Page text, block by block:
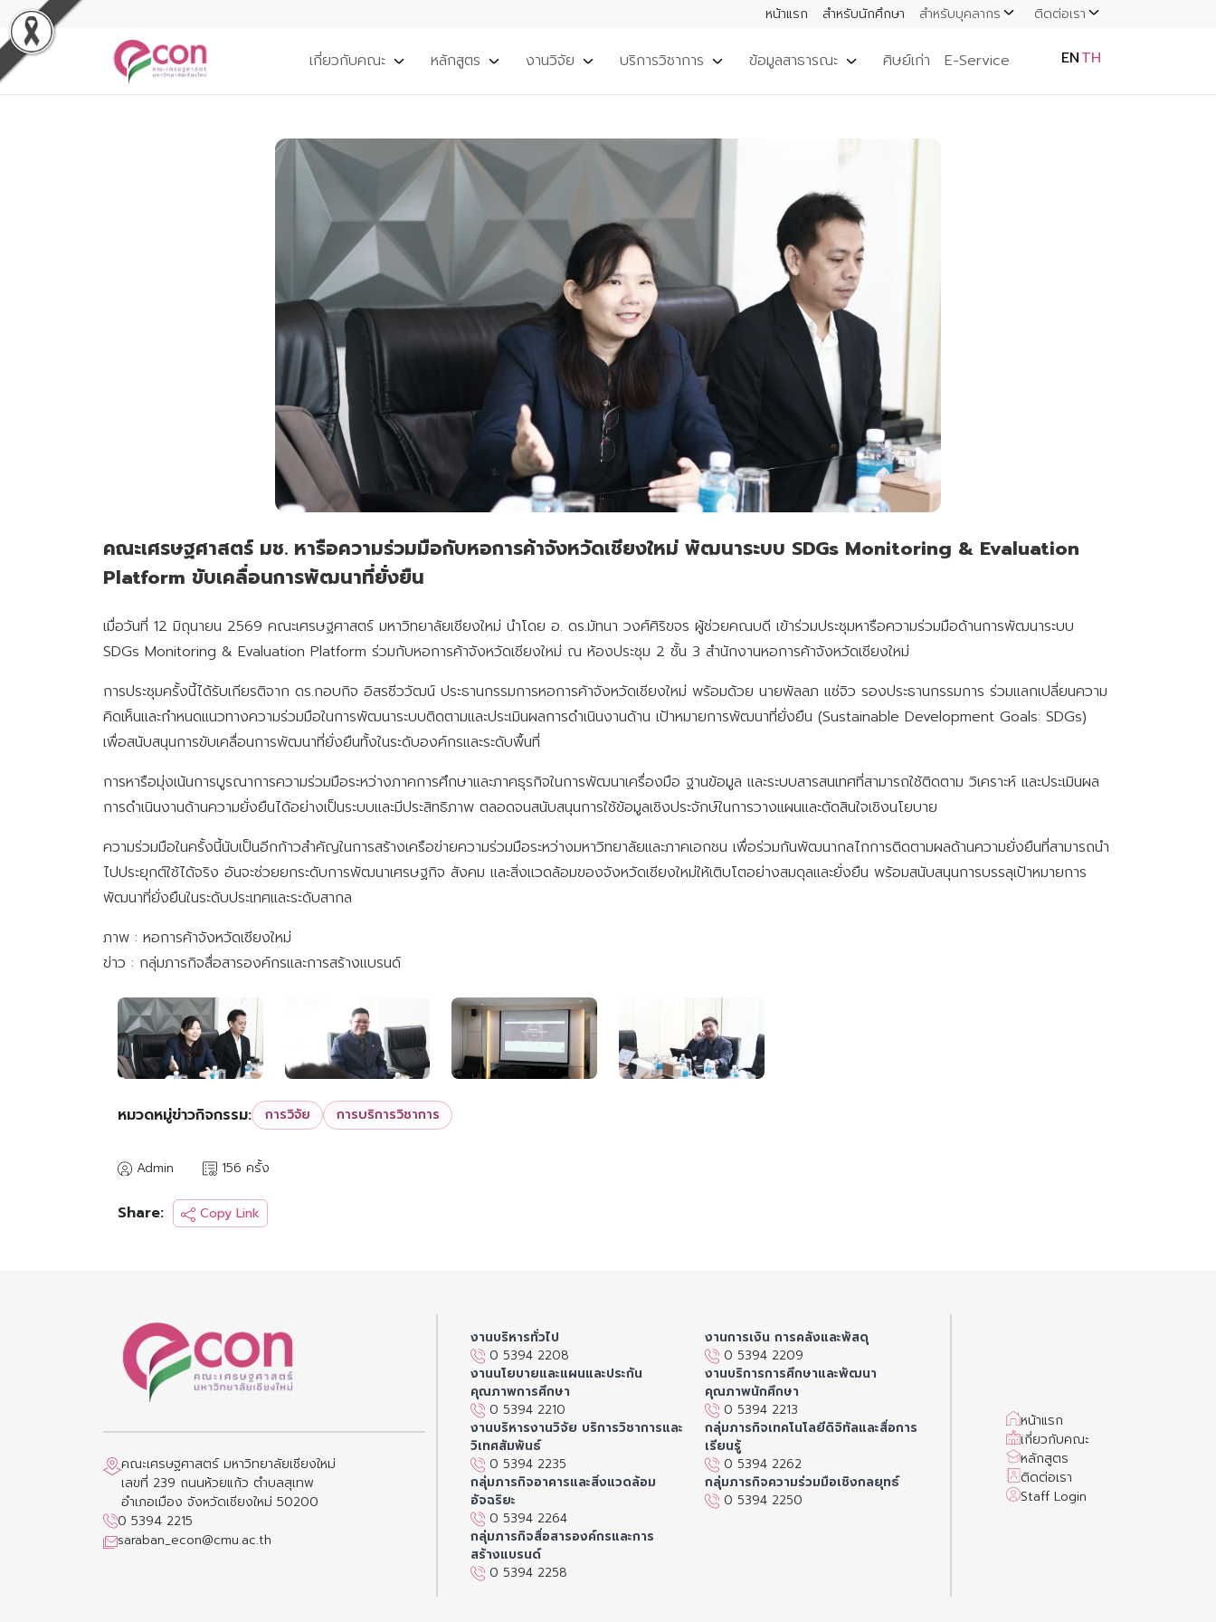
หน้าแรก สำหรับนักศึกษา สำหรับบุคลากร ติดต่อเรา
เกี่ยวกับคณะ หลักสูตร งานวิจัย บริการวิชาการ ข้อมูลสาธารณะ ศิษย์เก่า E-Service ENTH
คณะเศรษฐศาสตร์ มช. หารือความร่วมมือกับหอการค้าจังหวัดเชียงใหม่ พัฒนาระบบ SDGs Monitoring & Evaluation
Platform ขับเคลื่อนการพัฒนาที่ยั่งยืน
เมื่อวันที่ 12 มิถุนายน 2569 คณะเศรษฐศาสตร์ มหาวิทยาลัยเชียงใหม่ นำโดย อ. ดร.มัทนา วงศ์ศิริขจร ผู้ช่วยคณบดี เข้าร่วมประชุมหารือความร่วมมือด้านการพัฒนาระบบ
SDGs Monitoring & Evaluation Platform ร่วมกับหอการค้าจังหวัดเชียงใหม่ ณ ห้องประชุม 2 ชั้น 3 สำนักงานหอการค้าจังหวัดเชียงใหม่
การประชุมครั้งนี้ได้รับเกียรติจาก ดร.กอบกิจ อิสรชีววัฒน์ ประธานกรรมการหอการค้าจังหวัดเชียงใหม่ พร้อมด้วย นายพัลลภ แซ่จิว รองประธานกรรมการ ร่วมแลกเปลี่ยนความ
คิดเห็นและกำหนดแนวทางความร่วมมือในการพัฒนาระบบติดตามและประเมินผลการดำเนินงานด้าน เป้าหมายการพัฒนาที่ยั่งยืน (Sustainable Development Goals: SDGs)
เพื่อสนับสนุนการขับเคลื่อนการพัฒนาที่ยั่งยืนทั้งในระดับองค์กรและระดับพื้นที่
การหารือมุ่งเน้นการบูรณาการความร่วมมือระหว่างภาคการศึกษาและภาคธุรกิจในการพัฒนาเครื่องมือ ฐานข้อมูล และระบบสารสนเทศที่สามารถใช้ติดตาม วิเคราะห์ และประเมินผล
การดำเนินงานด้านความยั่งยืนได้อย่างเป็นระบบและมีประสิทธิภาพ ตลอดจนสนับสนุนการใช้ข้อมูลเชิงประจักษ์ในการวางแผนและตัดสินใจเชิงนโยบาย
ความร่วมมือในครั้งนี้นับเป็นอีกก้าวสำคัญในการสร้างเครือข่ายความร่วมมือระหว่างมหาวิทยาลัยและภาคเอกชน เพื่อร่วมกันพัฒนากลไกการติดตามผลด้านความยั่งยืนที่สามารถนำ
ไปประยุกต์ใช้ได้จริง อันจะช่วยยกระดับการพัฒนาเศรษฐกิจ สังคม และสิ่งแวดล้อมของจังหวัดเชียงใหม่ให้เติบโตอย่างสมดุลและยั่งยืน พร้อมสนับสนุนการบรรลุเป้าหมายการ
พัฒนาที่ยั่งยืนในระดับประเทศและระดับสากล
ภาพ : หอการค้าจังหวัดเชียงใหม่
ข่าว : กลุ่มภารกิจสื่อสารองค์กรและการสร้างแบรนด์
หมวดหมู่ข่าวกิจกรรม: การวิจัย การบริการวิชาการ
Admin 156 ครั้ง
Share: Copy Link
คณะเศรษฐศาสตร์ มหาวิทยาลัยเชียงใหม่
เลขที่ 239 ถนนห้วยแก้ว ตำบลสุเทพ
อำเภอเมือง จังหวัดเชียงใหม่ 50200
0 5394 2215
saraban_econ@cmu.ac.th
งานบริหารทั่วไป
0 5394 2208
งานการเงิน การคลังและพัสดุ
0 5394 2209
งานนโยบายและแผนและประกัน
คุณภาพการศึกษา
0 5394 2210
งานบริการการศึกษาและพัฒนา
คุณภาพนักศึกษา
0 5394 2213
งานบริหารงานวิจัย บริการวิชาการและ
วิเทศสัมพันธ์
0 5394 2235
กลุ่มภารกิจเทคโนโลยีดิจิทัลและสื่อการ
เรียนรู้
0 5394 2262
กลุ่มภารกิจอาคารและสิ่งแวดล้อม
อัจฉริยะ
0 5394 2264
กลุ่มภารกิจความร่วมมือเชิงกลยุทธ์
0 5394 2250
กลุ่มภารกิจสื่อสารองค์กรและการ
สร้างแบรนด์
0 5394 2258
หน้าแรก
เกี่ยวกับคณะ
หลักสูตร
ติดต่อเรา
Staff Login